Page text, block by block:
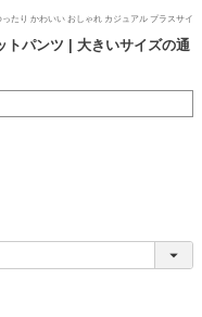
たり かわいい おしゃれ カジュアル プラスサイ
トパンツ | 大きいサイズの通